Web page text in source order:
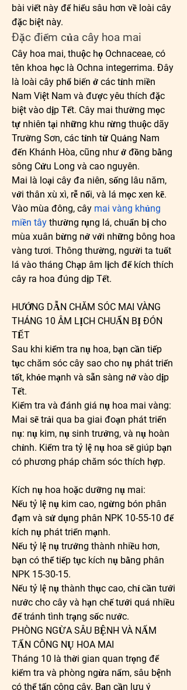
bài viết này để hiểu sâu hơn về loài cây
đặc biệt này.
Đặc điểm của cây hoa mai
Cây hoa mai, thuộc họ Ochnaceae, có
tên khoa học là Ochna integerrima. Đây
là loài cây phổ biến ở các tỉnh miền
Nam Việt Nam và được yêu thích đặc
biệt vào dịp Tết. Cây mai thường mọc
tự nhiên tại những khu rừng thuộc dãy
Trường Sơn, các tỉnh từ Quảng Nam
đến Khánh Hòa, cũng như ở đồng bằng
sông Cửu Long và cao nguyên.
Mai là loại cây đa niên, sống lâu năm,
với thân xù xì, rễ nổi, và lá mọc xen kẽ.
Vào mùa đông, cây mai vàng khủng
miền tây thường rụng lá, chuẩn bị cho
mùa xuân bừng nở với những bông hoa
vàng tươi. Thông thường, người ta tuốt
lá vào tháng Chạp âm lịch để kích thích
cây ra hoa đúng dịp Tết.
HƯỚNG DẪN CHĂM SÓC MAI VÀNG
THÁNG 10 ÂM LỊCH CHUẨN BỊ ĐÓN
TẾT
Sau khi kiểm tra nụ hoa, bạn cần tiếp
tục chăm sóc cây sao cho nụ phát triển
tốt, khỏe mạnh và sẵn sàng nở vào dịp
Tết.
Kiểm tra và đánh giá nụ hoa mai vàng:
Mai sẽ trải qua ba giai đoạn phát triển
nụ: nụ kim, nụ sinh trưởng, và nụ hoàn
chỉnh. Kiểm tra tỷ lệ nụ hoa sẽ giúp bạn
có phương pháp chăm sóc thích hợp.
Kích nụ hoa hoặc dưỡng nụ mai:
Nếu tỷ lệ nụ kim cao, ngừng bón phân
đạm và sử dụng phân NPK 10-55-10 để
kích nụ phát triển mạnh.
Nếu tỷ lệ nụ trưởng thành nhiều hơn,
bạn có thể tiếp tục kích nụ bằng phân
NPK 15-30-15.
Nếu tỷ lệ nụ thành thục cao, chỉ cần tưới
nước cho cây và hạn chế tưới quá nhiều
để tránh tình trạng sốc nước.
PHÒNG NGỪA SÂU BỆNH VÀ NẤM
TẤN CÔNG NỤ HOA MAI
Tháng 10 là thời gian quan trọng để
kiểm tra và phòng ngừa nấm, sâu bệnh
có thể tấn công cây. Bạn cần lưu ý